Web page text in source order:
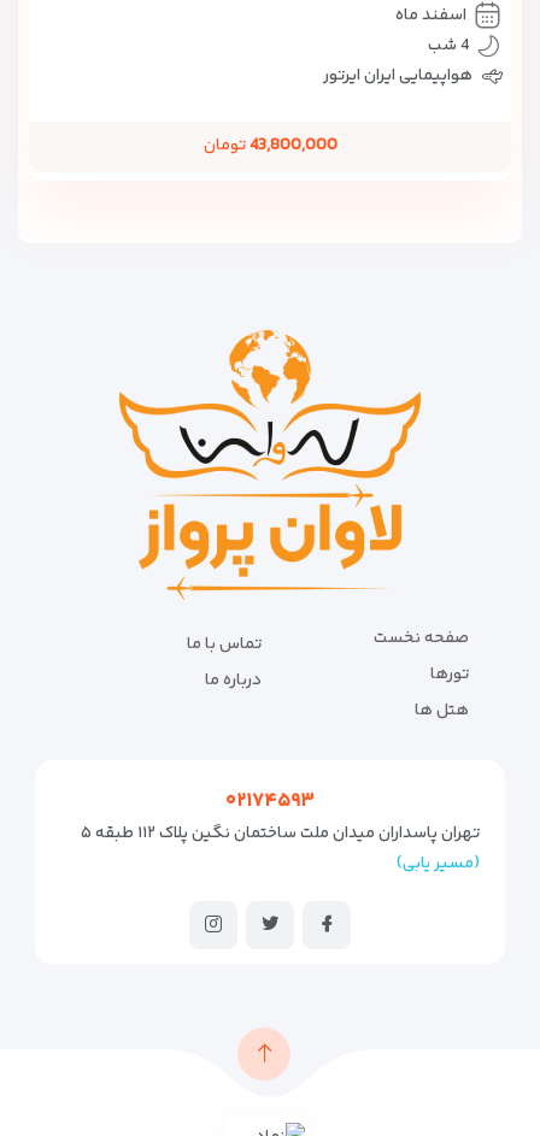
اسفند ماه
4 شب
هواپیمایی ایران ایرتور
43,800,000تومان
صفحه نخست
تورها
هتل ها
تماس با ما
درباره ما
۰۲۱۷۴۵۹۳
تهران پاسداران میدان ملت ساختمان نگین پلاک ۱۱۲ طبقه ۵
(مسیر یابی)